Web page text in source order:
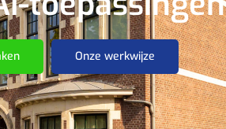
Onze werkwijze